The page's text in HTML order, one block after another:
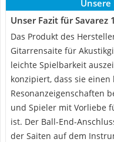
Unser Fazit für Savarez
Das Produkt des
Gitarrensaite für
leichte Spielbarkeit
konzipiert, dass sie
Resonanzeigenschaften
und Spieler mit Vorliebe
ist. Der Ball-End-
der Saiten auf dem